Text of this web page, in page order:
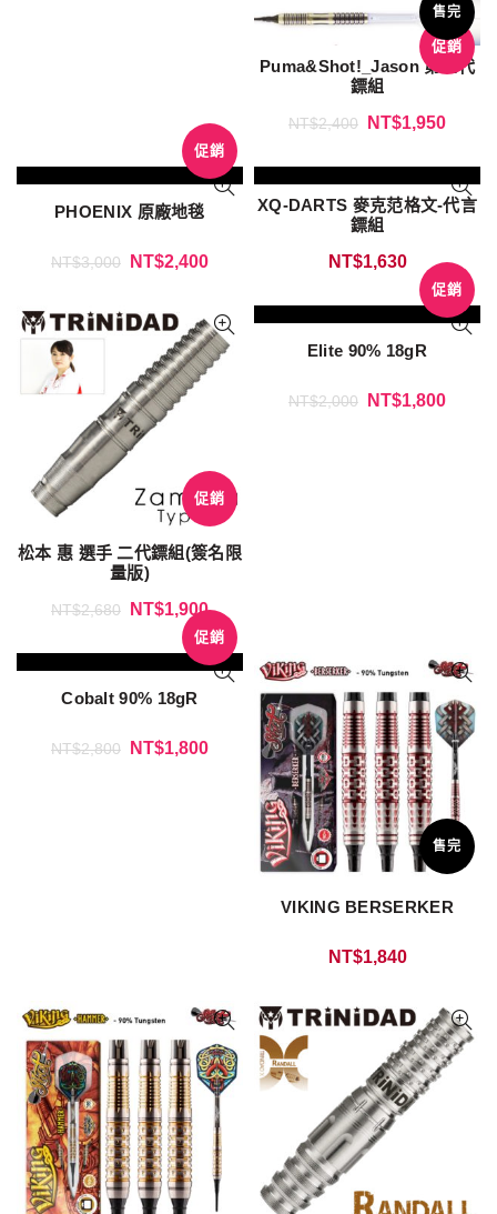
促銷
售完
Puma&Shot!_Jason 第三代
鏢組
NT$2,400 NT$1,950
促銷
PHOENIX 原廠地毯
NT$3,000 NT$2,400
XQ-DARTS 麥克范格文-代言
鏢組
NT$1,630
促銷
松本 惠 選手 二代鏢組(簽名限
量版)
NT$2,680 NT$1,900
促銷
Elite 90% 18gR
NT$2,000 NT$1,800
促銷
Cobalt 90% 18gR
NT$2,800 NT$1,800
售完
VIKING BERSERKER
NT$1,840